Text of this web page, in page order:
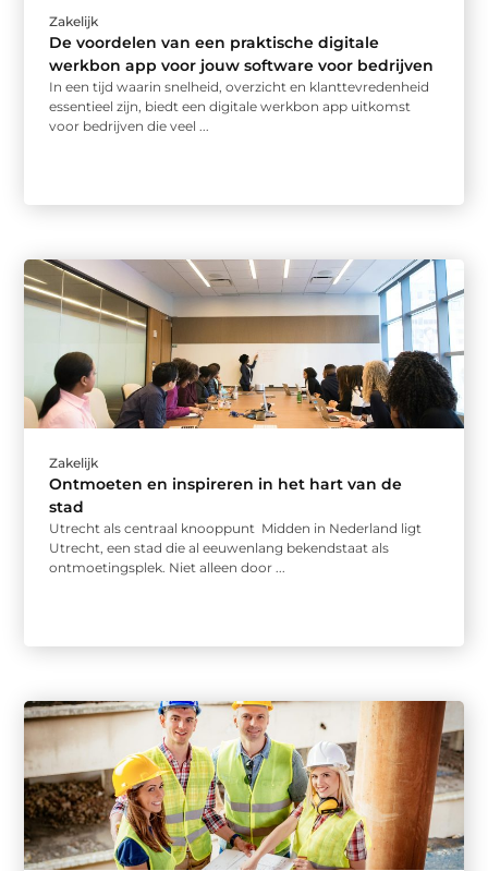
Zakelijk
De voordelen van een praktische digitale
werkbon app voor jouw software voor bedrijven
In een tijd waarin snelheid, overzicht en klanttevredenheid
essentieel zijn, biedt een digitale werkbon app uitkomst
voor bedrijven die veel ...
Zakelijk
Ontmoeten en inspireren in het hart van de
stad
Utrecht als centraal knooppunt Midden in Nederland ligt
Utrecht, een stad die al eeuwenlang bekendstaat als
ontmoetingsplek. Niet alleen door ...